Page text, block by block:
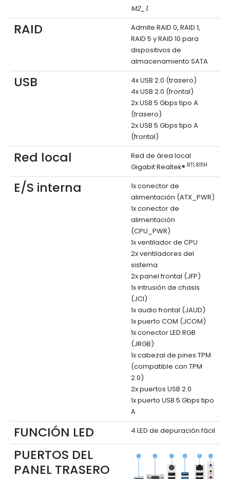
M2_1.
RAID
Admite RAID 0, RAID 1,
RAID 5 y RAID 10 para
dispositivos de
almacenamiento SATA
USB
4x USB 2.0 (trasero)
4x USB 2.0 (frontal)
2x USB 5 Gbps tipo A
(trasero)
2x USB 5 Gbps tipo A
(frontal)
Red local
Red de área local
Gigabit Realtek® RTL8111H
E/S interna
1x conector de
alimentación (ATX_PWR)
1x conector de
alimentación
(CPU_PWR)
1x ventilador de CPU
2x ventiladores del
sistema
2x panel frontal (JFP)
1x intrusión de chasis
(JCI)
1x audio frontal (JAUD)
1x puerto COM (JCOM)
1x conector LED RGB
(JRGB)
1x cabezal de pines TPM
(compatible con TPM
2.0)
2x puertos USB 2.0
1x puerto USB 5 Gbps tipo
A
FUNCIÓN LED 4 LED de depuración fácil
PUERTOS DEL
PANEL TRASERO